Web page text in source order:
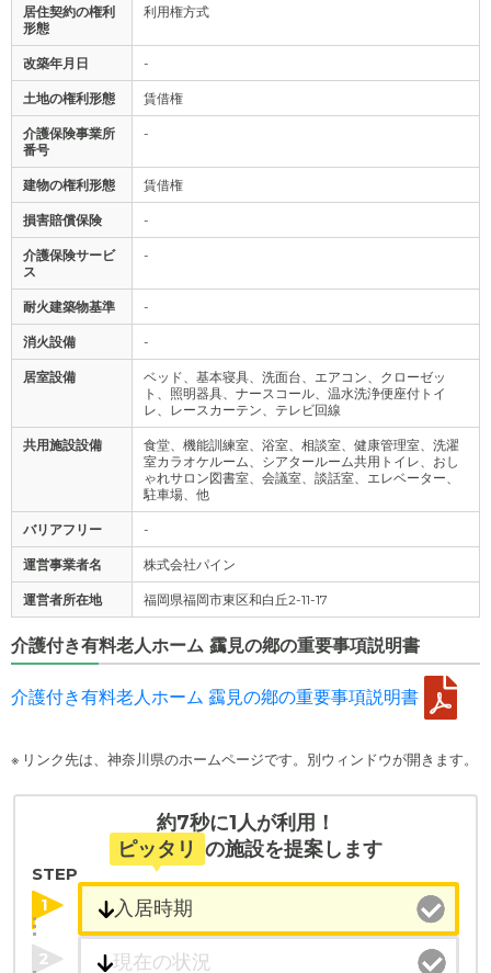
居住契約の権利
形態
利用権方式
改築年月日 -
土地の権利形態 賃借権
介護保険事業所
番号
-
建物の権利形態 賃借権
損害賠償保険 -
介護保険サービ
ス
-
耐火建築物基準 -
消火設備 -
居室設備
ベッド、基本寝具、洗面台、エアコン、クローゼッ
ト、照明器具、ナースコール、温水洗浄便座付トイ
レ、レースカーテン、テレビ回線
共用施設設備
食堂、機能訓練室、浴室、相談室、健康管理室、洗濯
室カラオケルーム、シアタールーム共用トイレ、おし
ゃれサロン図書室、会議室、談話室、エレベーター、
駐車場、他
バリアフリー -
運営事業者名 株式会社パイン
運営者所在地 福岡県福岡市東区和白丘2-11-17
介護付き有料老人ホーム 靎見の鄕の重要事項説明書
介護付き有料老人ホーム 靎見の鄕の重要事項説明書
※ リンク先は、神奈川県のホームページです。別ウィンドウが開きます。
約7秒に1人が利用！
ピッタリ の施設を提案します
STEP
1
2